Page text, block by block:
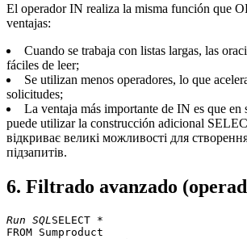
El operador IN realiza la misma función que
ventajas:
Cuando se trabaja con listas largas, las
fáciles de leer;
Se utilizan menos operadores, lo que
solicitudes;
La ventaja más importante de IN es que en
puede utilizar la construcción adicional
відкриває великі можливості для
підзапитів.
6. Filtrado avanzado
Run SQL SELECT *
FROM Sumproduct